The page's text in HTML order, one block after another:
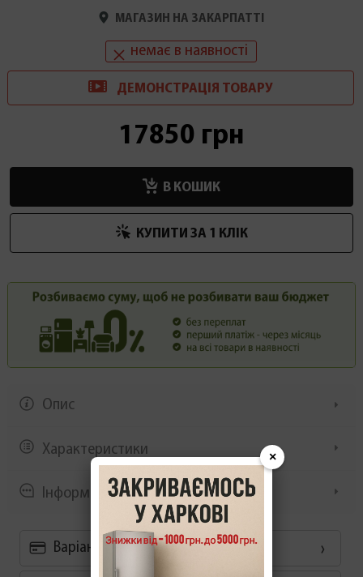
МАГАЗИН НА ЗАКАРПАТТІ
немає в наявності
ДЕМОНСТРАЦІЯ ТОВАРУ
17850 грн
В КОШИК
КУПИТИ ЗА 1 КЛIК
Опис
Характеристики
Інформація/демонстрація
Варіанти оплати
×